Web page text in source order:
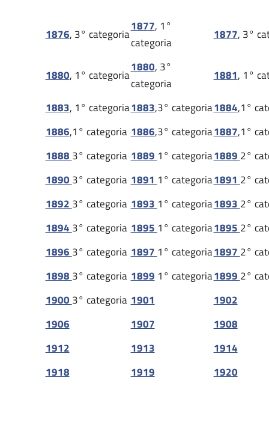
1876, 3° categoria
1877, 1°
categoria
1877, 3°
1880, 1° categoria
1880, 3°
categoria
1881, 1°
1883, 1° categoria1883,3° categoria1884,1°
1886,1° categoria 1886,3° categoria1887,1°
1888 3° categoria 1889 1° categoria1889 2°
1890 3° categoria 1891 1° categoria1891 2°
1892 3° categoria 1893 1° categoria1893 2°
1894 3° categoria 1895 1° categoria1895 2°
1896 3° categoria 1897 1° categoria1897 2°
1898 3° categoria 1899 1° categoria1899 2°
1900 3° categoria 1901
1902
1906
1907
1908
1912
1913
1914
1918
1919 1920